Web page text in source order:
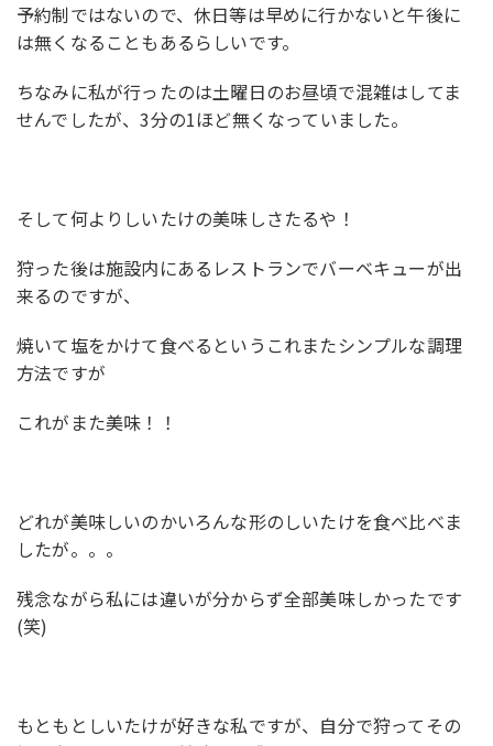
予約制ではないので、休日等は早めに行かないと午後に
は無くなることもあるらしいです。
ちなみに私が行ったのは土曜日のお昼頃で混雑はしてま
せんでしたが、3分の1ほど無くなっていました。
そして何よりしいたけの美味しさたるや！
狩った後は施設内にあるレストランでバーベキューが出
来るのですが、
焼いて塩をかけて食べるというこれまたシンプルな調理
方法ですが
これがまた美味！！
どれが美味しいのかいろんな形のしいたけを食べ比べま
したが。。。
残念ながら私には違いが分からず全部美味しかったです
(笑)
もともとしいたけが好きな私ですが、自分で狩ってその